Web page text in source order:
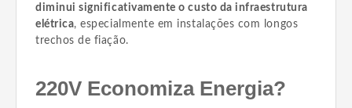
diminui significativamente o custo da infraestrutura
elétrica, especialmente em instalações com longos
trechos de fiação.
220V Economiza Energia?